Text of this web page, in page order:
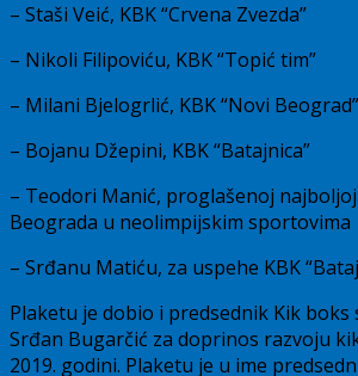
– Staši Veić, KBK “Crvena Zvezda”
– Nikoli Filipoviću, KBK “Topić tim”
– Milani Bjelogrlić, KBK “Novi Beograd”
– Bojanu Džepini, KBK “Batajnica”
– Teodori Manić, proglašenoj
Beograda u neolimpijskim sportovima
– Srđanu Matiću, za uspehe KBK
Plaketu je dobio i predsednik Kik boks
Srđan Bugarčić za doprinos razvoju
2019. godini. Plaketu je u ime